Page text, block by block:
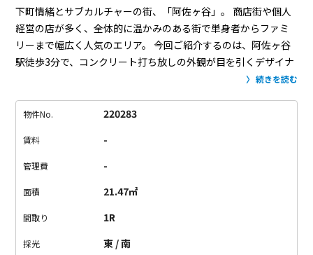
下町情緒とサブカルチャーの街、「阿佐ヶ谷」。
商店街や個人
経営の店が多く、全体的に温かみのある街で単身者からファミ
リーまで幅広く人気のエリア。
今回ご紹介するのは、阿佐ヶ谷
駅徒歩3分で、コンクリート打ち放しの外観が目を引くデザイナ
外観だけでなく、共有部もコンクリート打ち
ーが無いのでお部屋まで階段で上る必要があります。
も広いルーフバルコニーがあります。
ニーはなかなかお目にかかれないですよ！
家電やモニター付きインターホンをスマホで一元管理できて、
外出先から家電を操作したり、来客確認して鍵の開錠する、な
いのため、窓を開けていると、電車の音が少し気になることで
続きを読む
物件No. 220283
賃料 -
管理費 -
面積 21.47㎡
間取り 1R
採光 東 / 南